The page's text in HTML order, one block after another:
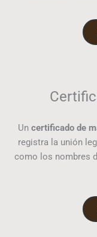
Un certificado de
registra la unión
como los nombres